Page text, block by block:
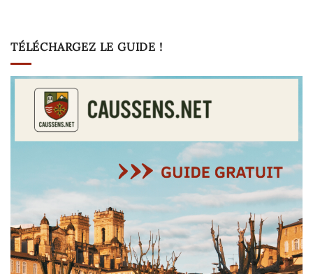
TÉLÉCHARGEZ LE GUIDE !